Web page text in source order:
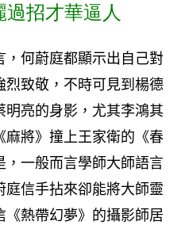
招才華逼人
，何蔚庭都顯示出自己對
烈致敬，不時可見到楊德
明亮的身影，尤其李鴻其
麻將》撞上王家衛的《春
，一般而言學師大師語言
信手拈來卻能將大師靈
《熱帶幻夢》的攝影師居